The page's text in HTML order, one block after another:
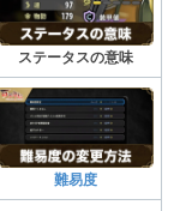
ステータスの意味
難易度